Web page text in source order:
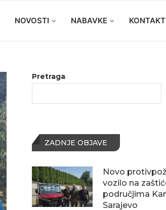
NOVOSTI NABAVKE KONTAKT
Pretraga
ZADNJE OBJAVE
Novo
vozilo na
područjima
Sarajevo